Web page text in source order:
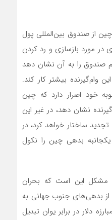
از صندوق بین‌المللی پول
در مورد بازسازی و رد کردن
صندوق را به آن نشان دهد
وام‌گیرنده بیشتر کار کند.
خود اصرار دارد که چین
نشان دهد، در غیر این
ساختار خواهد کرد، در
بدهی چین را نکول
مشکل این است که بحران
بدهی‌های جنوب جهانی به
دلار در برابر یوان تبدیل